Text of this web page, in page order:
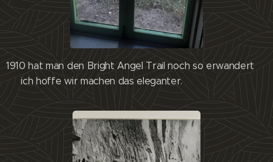
1910 hat man den Bright Angel Trail noch so erwandert
😊 ich hoffe wir machen das eleganter.